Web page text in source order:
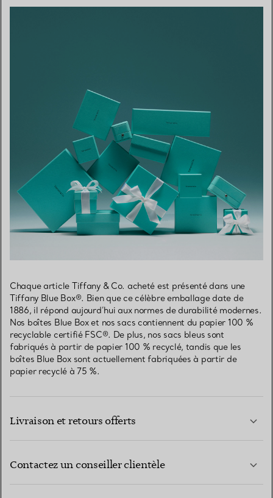
Chaque article Tiffany & Co. acheté est présenté dans une
Tiffany Blue Box®. Bien que ce célèbre emballage date de
1886, il répond aujourd’hui aux normes de durabilité modernes.
Nos boîtes Blue Box et nos sacs contiennent du papier 100 %
recyclable certifié FSC®. De plus, nos sacs bleus sont
fabriqués à partir de papier 100 % recyclé, tandis que les
boîtes Blue Box sont actuellement fabriquées à partir de
papier recyclé à 75 %.
Livraison et retours offerts
Contactez un conseiller clientèle